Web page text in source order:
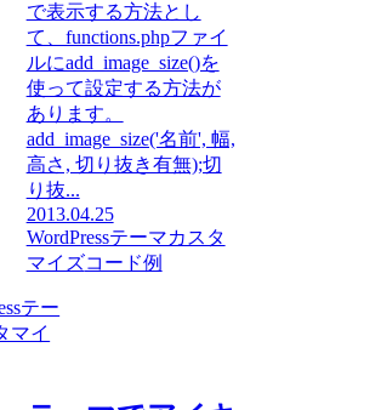
で表示する方法とし
て、functions.phpファイ
ルにadd_image_size()を
使って設定する方法が
あります。
add_image_size('名前', 幅,
高さ, 切り抜き有無);切
り抜...
2013.04.25
WordPressテーマカスタ
マイズコード例
テー
マイ